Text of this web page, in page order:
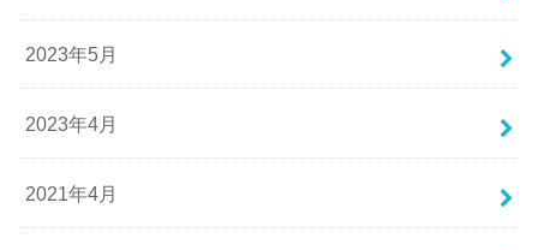
2023年5月
2023年4月
2021年4月